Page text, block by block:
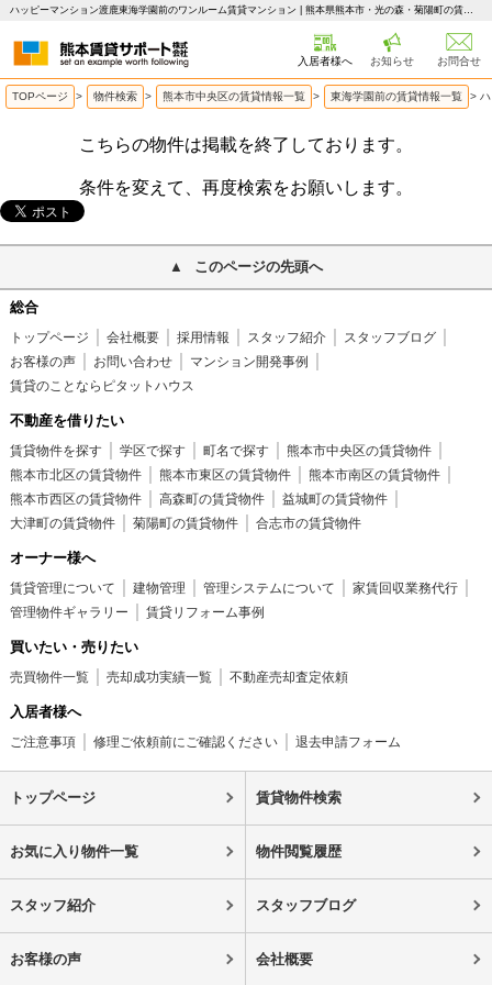
ハッピーマンション渡鹿東海学園前のワンルーム賃貸マンション | 熊本県熊本市・光の森・菊陽町の賃貸はピタットハウス 熊本賃貸サポート
入居者様へ お知らせ お問合せ
TOPページ > 物件検索 > 熊本市中央区の賃貸情報一覧 > 東海学園前の賃貸情報一覧 >
こちらの物件は掲載を終了しております。
条件を変えて、再度検索をお願いします。
このページの先頭へ
総合
トップページ 会社概要 採用情報 スタッフ紹介
スタッフブログ
お客様の声
お問い合わせ
マンション開発事例
賃貸のことならピタットハウス
不動産を借りたい
賃貸物件を探す 学区で探す 町名で探す
熊本市中央区の賃貸物件
熊本市北区の賃貸物件
熊本市東区の賃貸物件
熊本市南区の賃貸物件
熊本市西区の賃貸物件
高森町の賃貸物件
益城町の賃貸物件
大津町の賃貸物件
菊陽町の賃貸物件 合志市の賃貸物件
オーナー様へ
賃貸管理について 建物管理 管理システムについて
家賃回収業務代行
管理物件ギャラリー
賃貸リフォーム事例
買いたい・売りたい
売買物件一覧 売却成功実績一覧 不動産売却査定依頼
入居者様へ
ご注意事項 修理ご依頼前にご確認ください 退去申請フォーム
トップページ 賃貸物件検索
お気に入り物件一覧 物件閲覧履歴
スタッフ紹介 スタッフブログ
お客様の声 会社概要